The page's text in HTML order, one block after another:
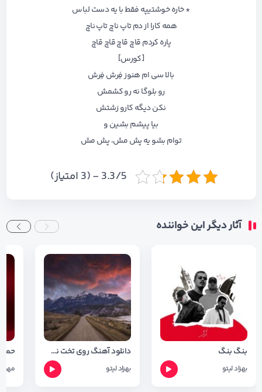
* خاره خوشتیپه فقط با یه دست لباس
همه کارا ا‌ز دم تاپ ناچ تاپ ناچ
پاره کردم قاچ قاچ قاچ قاچ
[کورس]
بالا سی ام هنوز فِرش فِرش
رو بلوگا نه رو کشمش
نکن دیگه کارو زشتش
بیا پیشم بشین و
توام بشو یه پش مش، پش مش
3.3/5 - (3 امتیاز)
آثار دیگر این خواننده
بنگ بنگ
بهزاد لیتو
دانلود آهنگ روی تخت نشستی چشمات خماره
بهزاد لیتو